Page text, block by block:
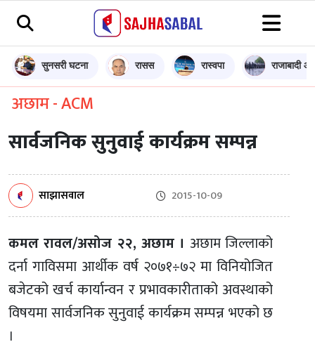
सुनसरी घटना रासस रास्वपा राजाबादी
अछाम - ACM
सार्वजनिक सुनुवाई कार्यक्रम सम्पन्न
साझासवाल 2015-10-09
कमल रावल/असोज २२, अछाम । अछाम जिल्लाको
दर्ना गाविसमा आर्थीक वर्ष २०७१÷७२ मा विनियोजित
बजेटको खर्च कार्यान्वन र प्रभावकारीताको अवस्थाको
विषयमा सार्वजनिक सुनुवाई कार्यक्रम सम्पन्न भएको छ
।